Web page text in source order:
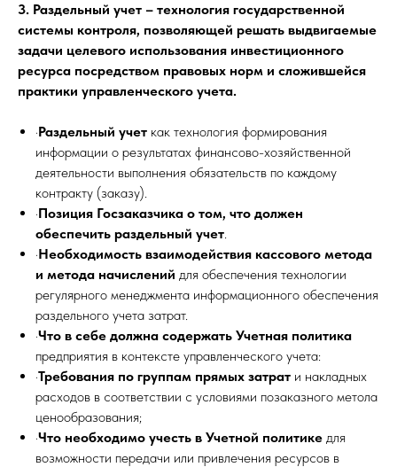
3. Раздельный учет – технология государственной
системы контроля, позволяющей решать выдвигаемые
задачи целевого использования инвестиционного
ресурса посредством правовых норм и сложившейся
практики управленческого учета.
·Раздельный учет как технология формирования
информации о результатах финансово-хозяйственной
деятельности выполнения обязательств по каждому
контракту (заказу).
·Позиция Госзаказчика о том, что должен
обеспечить раздельный учет.
·Необходимость взаимодействия кассового метода
и метода начислений для обеспечения технологии
регулярного менеджмента информационного обеспечения
раздельного учета затрат.
·Что в себе должна содержать Учетная политика
предприятия в контексте управленческого учета:
·Требования по группам прямых затрат и накладных
расходов в соответствии с условиями позаказного метола
ценообразования;
·Что необходимо учесть в Учетной политике для
возможности передачи или привлечения ресурсов в